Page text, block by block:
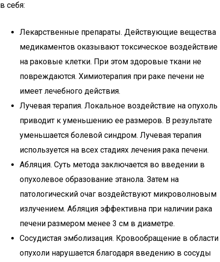
в себя:
Лекарственные препараты. Действующие вещества
медикаментов оказывают токсическое воздействие
на раковые клетки. При этом здоровые ткани не
повреждаются. Химиотерапия при раке печени не
имеет лечебного действия.
Лучевая терапия. Локальное воздействие на опухоль
приводит к уменьшению ее размеров. В результате
уменьшается болевой синдром. Лучевая терапия
используется на всех стадиях лечения рака печени.
Абляция. Суть метода заключается во введении в
опухолевое образование этанола. Затем на
патологический очаг воздействуют микроволновым
излучением. Абляция эффективна при наличии рака
печени размером менее 3 см в диаметре.
Сосудистая эмболизация. Кровообращение в области
опухоли нарушается благодаря введению в сосуды